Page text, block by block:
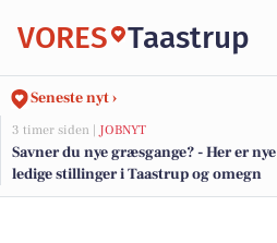
VORES Taastrup
Seneste nyt ›
3 timer siden | JOBNYT
Savner du nye græsgange? - Her er nye
ledige stillinger i Taastrup og omegn